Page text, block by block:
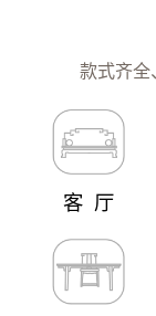
款式齐
客 厅